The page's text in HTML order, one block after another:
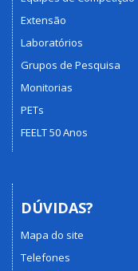
Extensão
Laboratórios
Grupos de Pesquisa
Monitorias
PETs
FEELT 50 Anos
DÚVIDAS?
Mapa do site
Telefones